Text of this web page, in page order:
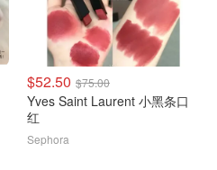
$52.50 $75.00
Yves Saint Laurent 小黑条口
红
Sephora